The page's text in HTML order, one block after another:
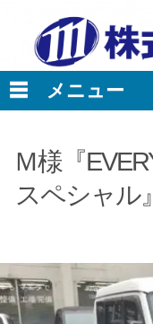
Ｍ様『
スペシャル